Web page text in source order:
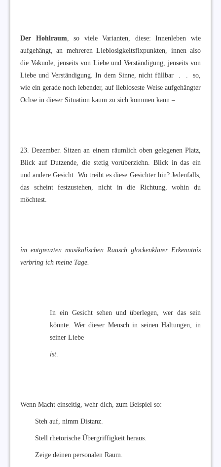
Der Hohlraum , so viele Varianten, diese: Innenleben wie
aufgehängt, an mehreren Lieblosigkeitsfixpunkten, innen also
die Vakuole, jenseits von Liebe und Verständigung, jenseits von
Liebe und Verständigung. In dem Sinne, nicht füllbar . . so,
wie ein gerade noch lebender, auf liebloseste Weise aufgehängter
Ochse in dieser Situation kaum zu sich kommen kann –
23. Dezember. Sitzen an einem räumlich oben gelegenen Platz,
Blick auf Dutzende, die stetig vorüberziehn. Blick in das ein
und andere Gesicht. Wo treibt es diese Gesichter hin? Jedenfalls,
das scheint festzustehen, nicht in die Richtung, wohin du
möchtest.
im entgrenzten musikalischen Rausch glockenklarer Erkenntnis
verbring ich meine Tage.
In ein Gesicht sehen und überlegen, wer das sein
könnte. Wer dieser Mensch in seinen Haltungen, in
seiner Liebe
ist
Wenn Macht einseitig, wehr dich, zum Beispiel so:
Steh auf, nimm Distanz.
Stell rhetorische Übergriffigkeit heraus.
Zeige deinen personalen Raum.